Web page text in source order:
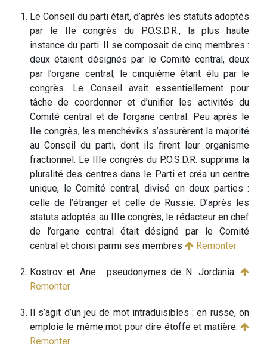
Le Conseil du parti était, d’après les statuts adoptés
par le IIe congrès du P.O.S.D.R., la plus haute
instance du parti. Il se composait de cinq membres :
deux étaient désignés par le Comité central, deux
par l’organe central, le cinquième étant élu par le
congrès. Le Conseil avait essentiellement pour
tâche de coordonner et d’unifier les activités du
Comité central et de l’organe central. Peu après le
IIe congrès, les menchéviks s’assurèrent la majorité
au Conseil du parti, dont ils firent leur organisme
fractionnel. Le IIIe congrès du P.O.S.D.R. supprima la
pluralité des centres dans le Parti et créa un centre
unique, le Comité central, divisé en deux parties :
celle de l’étranger et celle de Russie. D’après les
statuts adoptés au IIIe congrès, le rédacteur en chef
de l’organe central était désigné par le Comité
central et choisi parmi ses membres
Remonter
Kostrov et Ane : pseudonymes de N. Jordania.
Remonter
Il s’agit d’un jeu de mot intraduisibles : en russe, on
emploie le même mot pour dire étoffe et matière.
Remonter